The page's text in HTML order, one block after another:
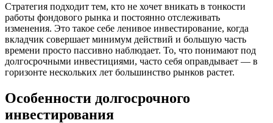
Стратегия подходит тем, кто не хочет вникать в тонкости
работы фондового рынка и постоянно отслеживать
изменения. Это такое себе ленивое инвестирование, когда
вкладчик совершает минимум действий и большую часть
времени просто пассивно наблюдает. То, что понимают под
долгосрочными инвестициями, часто себя оправдывает — в
горизонте нескольких лет большинство рынков растет.
Особенности долгосрочного
инвестирования